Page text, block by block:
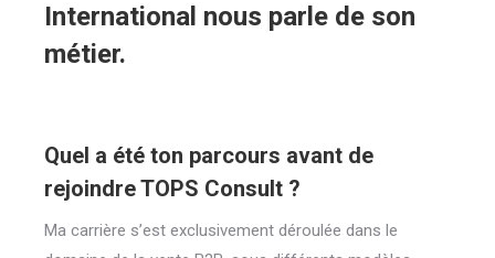
International nous parle de son
métier.
Quel a été ton parcours avant de
rejoindre TOPS Consult ?
Ma carrière s’est exclusivement déroulée dans le